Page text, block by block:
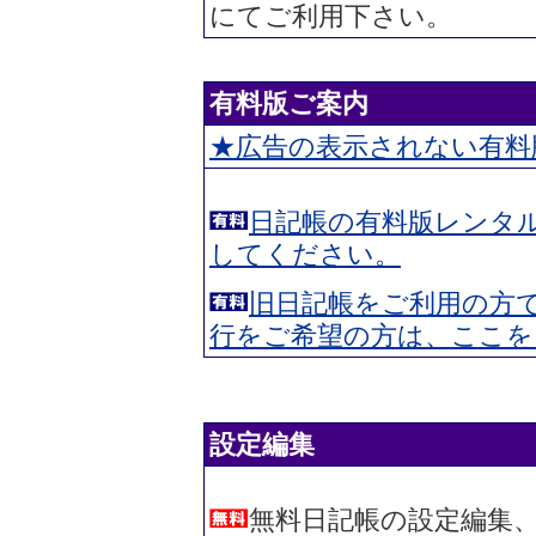
にてご利用下さい。
有料版ご案内
★広告の表示されない有
日記帳の有料版レンタ
してください。
旧日記帳をご利用の方
行をご希望の方は、ここ
設定編集
無料日記帳の設定編集